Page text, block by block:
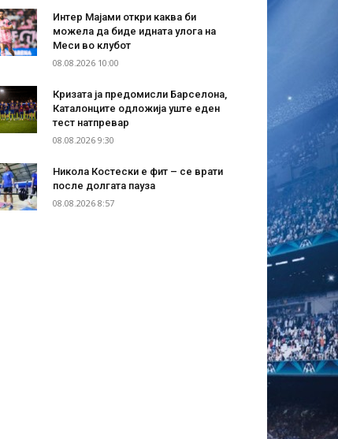
Интер Мајами откри каква би
можела да биде идната улога на
Меси во клубот
08.08.2026 10:00
Кризата ја предомисли Барселона,
Каталонците одложија уште еден
тест натпревар
08.08.2026 9:30
Никола Костески е фит – се врати
после долгата пауза
08.08.2026 8:57